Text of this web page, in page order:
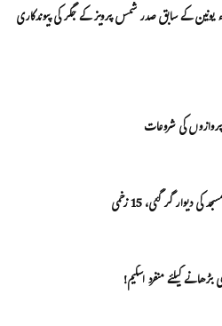
یونین کے سابق صدر شمس پرویز کے جگر کی پیوندکاری
دیوار گر گئی، 15 زخمی
کیلئے منفرد اسکیم!